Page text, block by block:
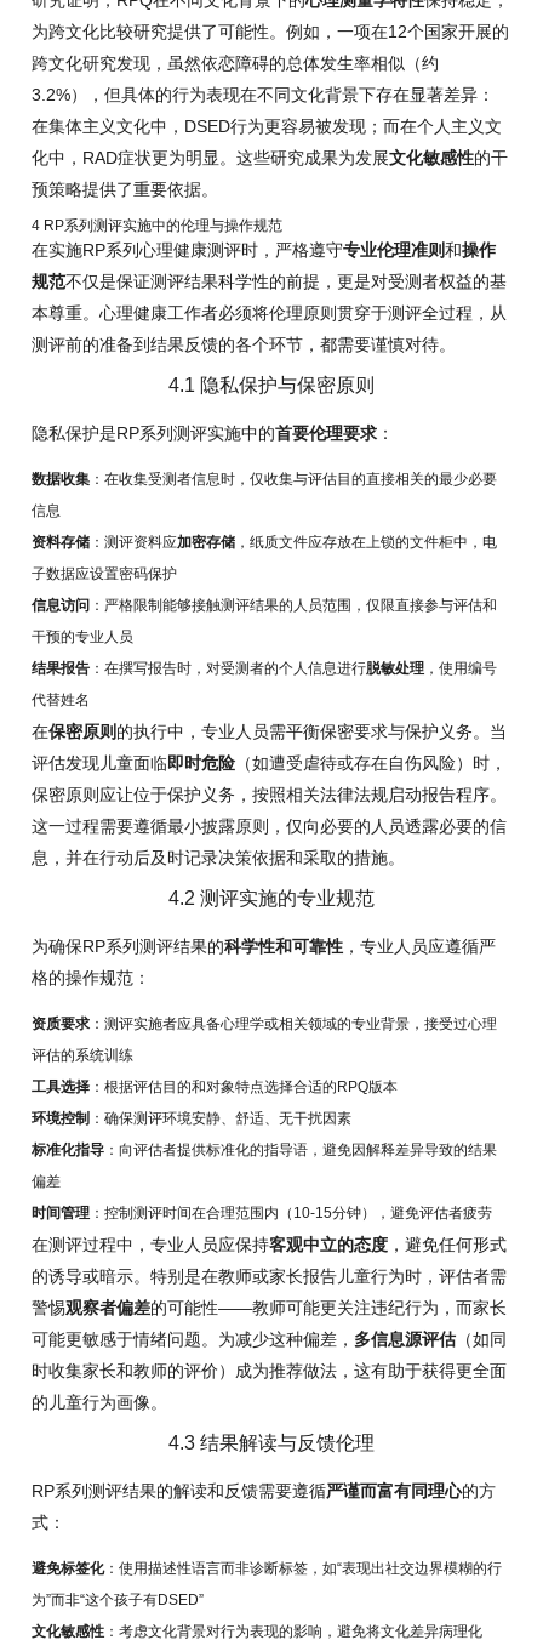
为跨文化比较研究提供了可能性。例如，一项在12个国家开展的
跨文化研究发现，虽然依恋障碍的总体发生率相似（约
3.2%），但具体的行为表现在不同文化背景下存在显著差异：
在集体主义文化中，DSED行为更容易被发现；而在个人主义文
化中，RAD症状更为明显。这些研究成果为发展文化敏感性的干
预策略提供了重要依据。
4 RP系列测评实施中的伦理与操作规范
在实施RP系列心理健康测评时，严格遵守专业伦理准则和操作
规范不仅是保证测评结果科学性的前提，更是对受测者权益的基
本尊重。心理健康工作者必须将伦理原则贯穿于测评全过程，从
测评前的准备到结果反馈的各个环节，都需要谨慎对待。
4.1 隐私保护与保密原则
隐私保护是RP系列测评实施中的首要伦理要求 ：
数据收集 ：在收集受测者信息时，仅收集与评估目的直接相关的最少必要
信息
资料存储 ：测评资料应加密存储 ，纸质文件应存放在上锁的文件柜中，电
子数据应设置密码保护
信息访问 ：严格限制能够接触测评结果的人员范围，仅限直接参与评估和
干预的专业人员
结果报告 ：在撰写报告时，对受测者的个人信息进行脱敏处理 ，使用编号
代替姓名
在保密原则 的执行中，专业人员需平衡保密要求与保护义务。当
评估发现儿童面临即时危险 （如遭受虐待或存在自伤风险）时，
保密原则应让位于保护义务，按照相关法律法规启动报告程序。
这一过程需要遵循最小披露原则，仅向必要的人员透露必要的信
息，并在行动后及时记录决策依据和采取的措施。
4.2 测评实施的专业规范
为确保RP系列测评结果的科学性和可靠性 ，专业人员应遵循严
格的操作规范：
资质要求 ：测评实施者应具备心理学或相关领域的专业背景，接受过心理
评估的系统训练
工具选择 ：根据评估目的和对象特点选择合适的RPQ版本
环境控制 ：确保测评环境安静、舒适、无干扰因素
标准化指导 ：向评估者提供标准化的指导语，避免因解释差异导致的结果
偏差
时间管理 ：控制测评时间在合理范围内（10-15分钟），避免评估者疲劳
在测评过程中，专业人员应保持客观中立的态度 ，避免任何形式
的诱导或暗示。特别是在教师或家长报告儿童行为时，评估者需
警惕观察者偏差的可能性——教师可能更关注违纪行为，而家长
可能更敏感于情绪问题。为减少这种偏差， 多信息源评估 （如同
时收集家长和教师的评价）成为推荐做法，这有助于获得更全面
的儿童行为画像。
4.3 结果解读与反馈伦理
RP系列测评结果的解读和反馈需要遵循严谨而富有同理心的方
式：
避免标签化：使用描述性语言而非诊断标签，如“表现出社交边界模糊的行
为”而非“这个孩子有DSED”
文化敏感性 ：考虑文化背景对行为表现的影响，避免将文化差异病理化